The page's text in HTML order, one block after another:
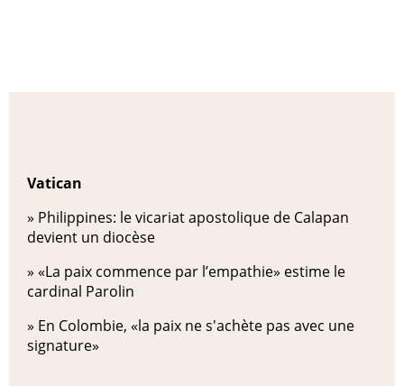
Vatican
» Philippines: le vicariat apostolique de Calapan
devient un diocèse
» «La paix commence par l’empathie» estime le
cardinal Parolin
» En Colombie, «la paix ne s'achète pas avec une
signature»